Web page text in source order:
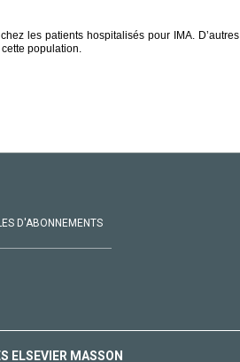
les patients hospitalisés pour IMA. D’autres
population.
D'ABONNEMENTS
ELSEVIER MASSON